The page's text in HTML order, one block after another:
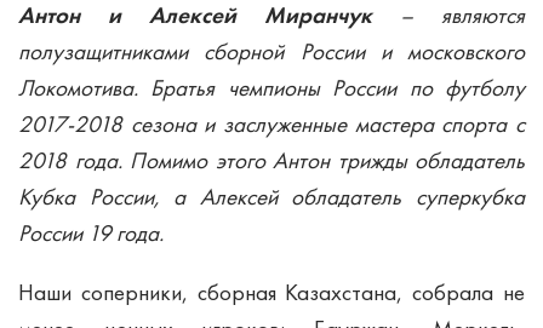
Антон и Алексей Миранчук– являются
полузащитниками сборной России и московского
Локомотива. Братья чемпионы России по футболу
2017-2018 сезона и заслуженные мастера спорта с
2018 года. Помимо этого Антон трижды обладатель
Кубка России, а Алексей обладатель суперкубка
России 19 года.
Наши соперники, сборная Казахстана, собрала не